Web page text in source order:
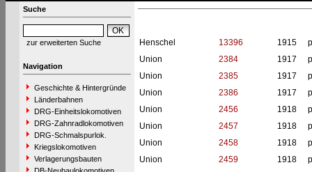
Suche
zur erweiterten Suche
Navigation
Geschichte & Hintergründe
Länderbahnen
DRG-Einheitslokomotiven
DRG-Zahnradlokomotiven
DRG-Schmalspurlok.
Kriegslokomotiven
Verlagerungsbauten
Henschel 13396 1915
Union
2384 1917
Union
2385 1917
Union
2386 1917
Union
2456 1918
Union
2457 1918
Union
2458 1918
Union
2459 1918